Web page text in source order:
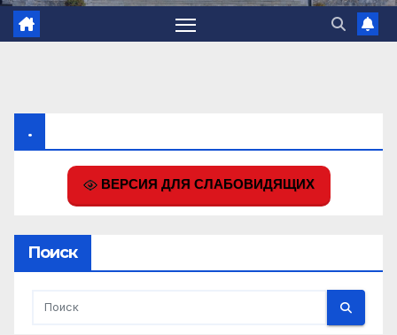
.
ВЕРСИЯ ДЛЯ СЛАБОВИДЯЩИХ
Поиск